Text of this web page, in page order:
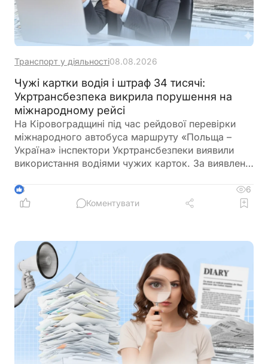
Транспорт у діяльності08.08.2026
Чужі картки водія і штраф 34 тисячі:
Укртрансбезпека викрила порушення на
міжнародному рейсі
На Кіровоградщині під час рейдової перевірки
міжнародного автобуса маршруту «Польща –
Україна» інспектори Укртрансбезпеки виявили
використання водіями чужих карток. За виявлене
34 тис. грн
3
6
Коментувати